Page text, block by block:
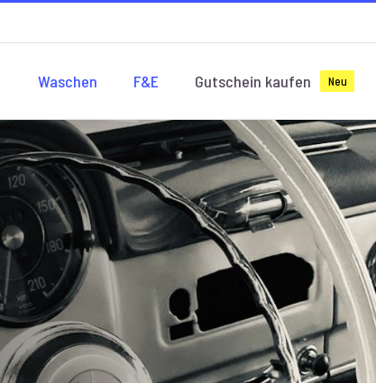
Waschen F&E Gutschein kaufen Neu